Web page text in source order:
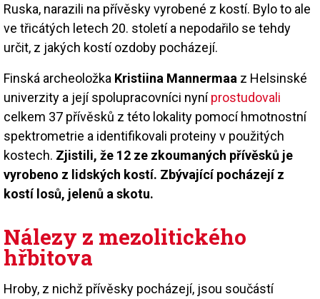
Ruska, narazili na přívěsky vyrobené z kostí. Bylo to ale
ve třicátých letech 20. století a nepodařilo se tehdy
určit, z jakých kostí ozdoby pocházejí.
Finská archeoložka Kristiina Mannermaa z Helsinské
univerzity a její spolupracovníci nyníprostudovali
celkem 37 přívěsků z této lokality pomocí hmotnostní
spektrometrie a identifikovali proteiny v použitých
kostech. Zjistili, že 12 ze zkoumaných přívěsků je
vyrobeno z lidských kostí. Zbývající pocházejí z
kostí losů, jelenů a skotu.
Nálezy z mezolitického
hřbitova
Hroby, z nichž přívěsky pocházejí, jsou součástí